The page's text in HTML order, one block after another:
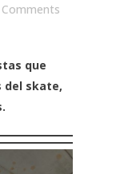
Comments
que
del skate,